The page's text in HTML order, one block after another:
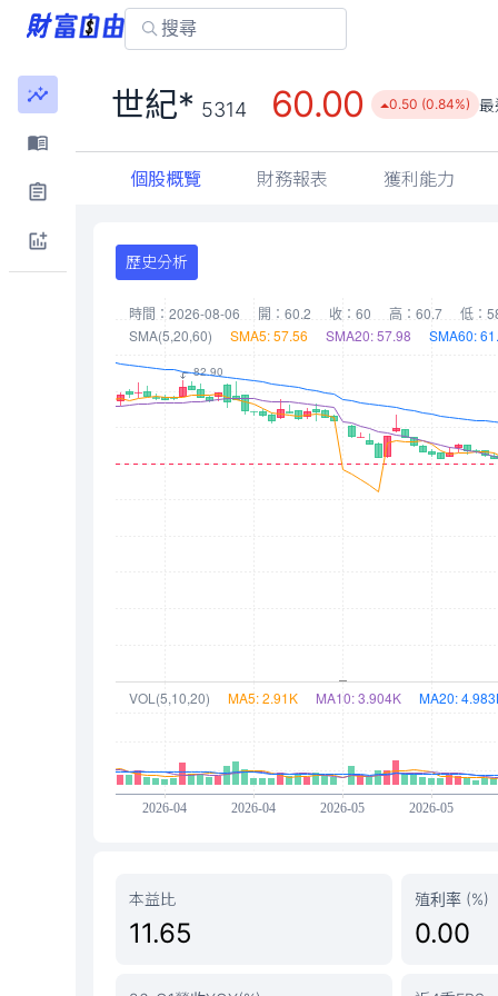
世紀* 5314 60.00 0.50 (0.84%) 最
個股概覽 財務報表 獲利能力
歷史分析
本益比
11.65
殖利率 (%)
0.00